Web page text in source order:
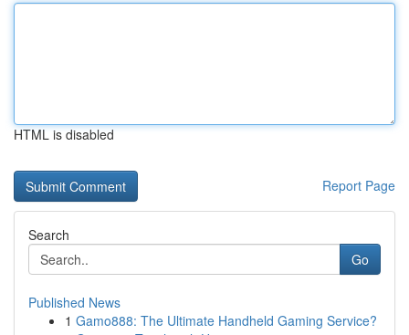
HTML is disabled
Report Page
Search
Go
Published News
1 Gamo888: The Ultimate Handheld Gaming Service?